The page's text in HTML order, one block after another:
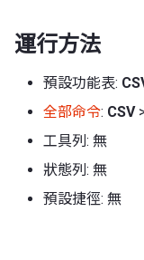
運行方法
預設功能表:
全部命令: CSV
工具列: 無
狀態列: 無
預設捷徑: 無